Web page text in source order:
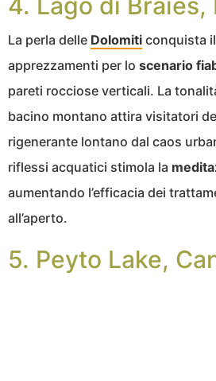
La perla delle Dolomiti conquista
apprezzamenti per lo scenario
pareti rocciose verticali. La
bacino montano attira visitatori
rigenerante lontano dal caos
riflessi acquatici stimola la
aumentando l’efficacia dei
all’aperto.
5. Peyto Lake,